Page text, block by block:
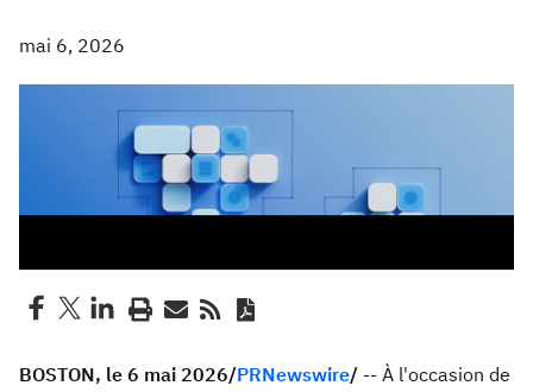
mai 6, 2026
BOSTON, le 6 mai 2026/PRNewswire/ -- À l'occasion de